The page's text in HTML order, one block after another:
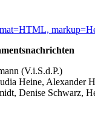
(V.i.S.d.P.)
Heine, Alexander
Denise Schwarz,